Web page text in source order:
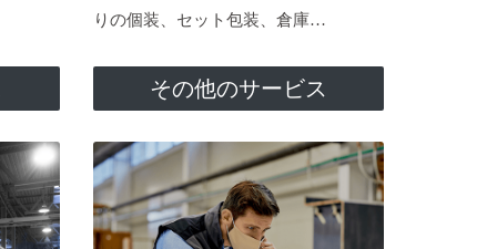
りの個装、セット包装、倉庫…
その他のサービス